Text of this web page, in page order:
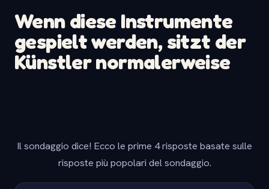
Wenn diese Instrumente
gespielt werden, sitzt der
Künstler normalerweise
Il sondaggio dice! Ecco le prime 4 risposte basate sulle
risposte più popolari del sondaggio.